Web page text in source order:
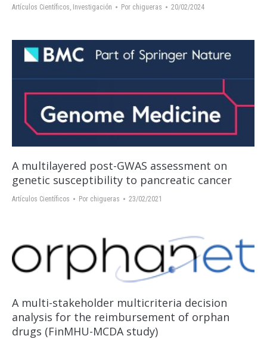
Artículos Científicos, Investigación Por chigueras 20/02/2024
A multilayered post-GWAS assessment on
genetic susceptibility to pancreatic cancer
Artículos Científicos Por chigueras 23/02/2021
A multi-stakeholder multicriteria decision
analysis for the reimbursement of orphan
drugs (FinMHU-MCDA study)